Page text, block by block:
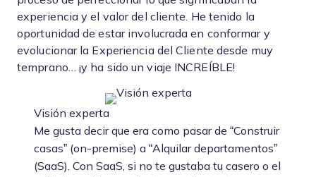
experiencia y el valor del cliente. He tenido la
oportunidad de estar involucrada en conformar y
evolucionar la Experiencia del Cliente desde muy
temprano… ¡y ha sido un viaje INCREÍBLE!
Visión experta
Me gusta decir que era como pasar de “Construir
casas” (on-premise) a “Alquilar departamentos”
(SaaS). Con SaaS, si no te gustaba tu casero o el